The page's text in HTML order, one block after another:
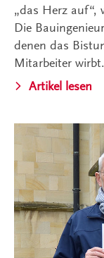
„das Herz auf“,
Die
denen das
Mitarbeiter wirbt.
Artikel lesen